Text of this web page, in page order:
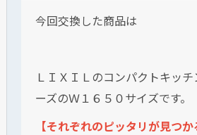
今回交換した商品は
ＬＩＸＩＬのコンパクトキッ
ーズのＷ１６５０サイズです。
【それぞれのピッタリが見つ